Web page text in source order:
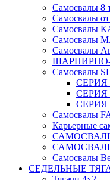
Самосвалы 8
Самосвалы
Самосвалы
Самосвалы
Самосвалы
Самосвалы
СЕРИЯ
СЕРИЯ
СЕРИЯ
Самосвалы
Карьерные
Самосвалы
СЕДЕЛЬНЫЕ